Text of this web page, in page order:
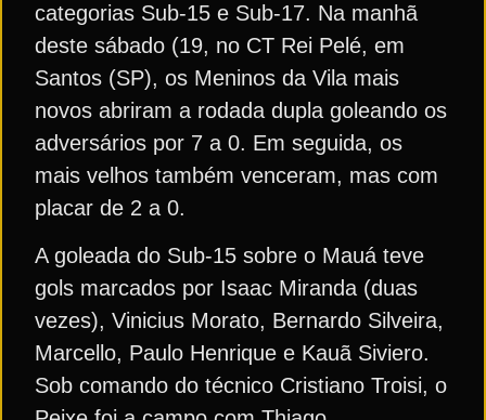
categorias Sub-15 e Sub-17. Na manhã
deste sábado (19, no CT Rei Pelé, em
Santos (SP), os Meninos da Vila mais
novos abriram a rodada dupla goleando os
adversários por 7 a 0. Em seguida, os
mais velhos também venceram, mas com
placar de 2 a 0.
A goleada do Sub-15 sobre o Mauá teve
gols marcados por Isaac Miranda (duas
vezes), Vinicius Morato, Bernardo Silveira,
Marcello, Paulo Henrique e Kauã Siviero.
Sob comando do técnico Cristiano Troisi, o